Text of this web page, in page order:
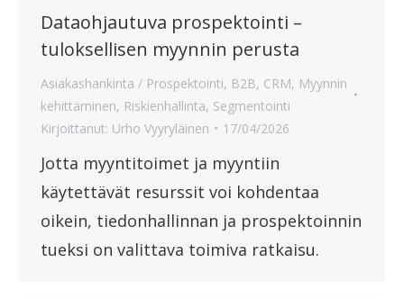
Dataohjautuva prospektointi –
tuloksellisen myynnin perusta
Asiakashankinta / Prospektointi, B2B, CRM, Myynnin
kehittäminen, Riskienhallinta, Segmentointi
Kirjoittanut: Urho Vyyryläinen 17/04/2026
Jotta myyntitoimet ja myyntiin
käytettävät resurssit voi kohdentaa
oikein, tiedonhallinnan ja prospektoinnin
tueksi on valittava toimiva ratkaisu.